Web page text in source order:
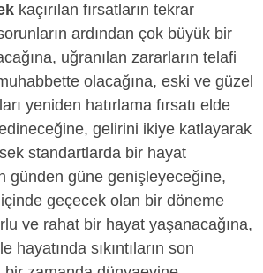
kaçırılan fırsatların tekrar
ardından çok büyük bir
uğranılan zararların telafi
olacağına, eski ve güzel
yeniden hatırlama fırsatı elde
gelirini ikiye katlayarak
standartlarda bir hayat
günden güne genişleyeceğine,
geçecek olan bir döneme
ve rahat bir hayat yaşanacağına,
hayatında sıkıntıların son